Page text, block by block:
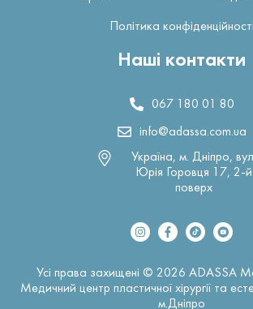
Політика конфіденційності
Наші контакти
067 180 01 80
info@adassa.com.ua
Україна, м. Дніпро,
Юрія Горовця 17, 2-й
поверх
Усі права захищені © 2026 ADASSA
Медичний центр пластичної хірургії та
м.Дніпро